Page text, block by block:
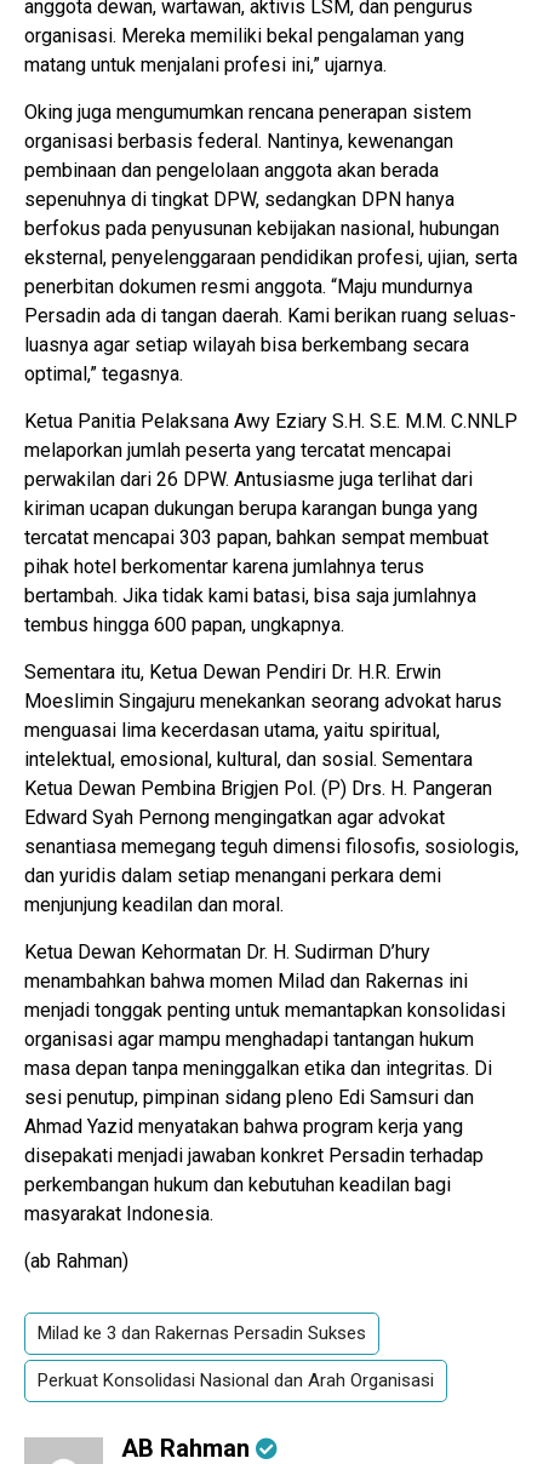
anggota dewan, wartawan, aktivis LSM, dan pengurus
organisasi. Mereka memiliki bekal pengalaman yang
matang untuk menjalani profesi ini,” ujarnya.
Oking juga mengumumkan rencana penerapan sistem
organisasi berbasis federal. Nantinya, kewenangan
pembinaan dan pengelolaan anggota akan berada
sepenuhnya di tingkat DPW, sedangkan DPN hanya
berfokus pada penyusunan kebijakan nasional, hubungan
eksternal, penyelenggaraan pendidikan profesi, ujian, serta
penerbitan dokumen resmi anggota. “Maju mundurnya
Persadin ada di tangan daerah. Kami berikan ruang seluas-
luasnya agar setiap wilayah bisa berkembang secara
optimal,” tegasnya.
Ketua Panitia Pelaksana Awy Eziary S.H. S.E. M.M. C.NNLP
melaporkan jumlah peserta yang tercatat mencapai
perwakilan dari 26 DPW. Antusiasme juga terlihat dari
kiriman ucapan dukungan berupa karangan bunga yang
tercatat mencapai 303 papan, bahkan sempat membuat
pihak hotel berkomentar karena jumlahnya terus
bertambah. Jika tidak kami batasi, bisa saja jumlahnya
tembus hingga 600 papan, ungkapnya.
Sementara itu, Ketua Dewan Pendiri Dr. H.R. Erwin
Moeslimin Singajuru menekankan seorang advokat harus
menguasai lima kecerdasan utama, yaitu spiritual,
intelektual, emosional, kultural, dan sosial. Sementara
Ketua Dewan Pembina Brigjen Pol. (P) Drs. H. Pangeran
Edward Syah Pernong mengingatkan agar advokat
senantiasa memegang teguh dimensi filosofis, sosiologis,
dan yuridis dalam setiap menangani perkara demi
menjunjung keadilan dan moral.
Ketua Dewan Kehormatan Dr. H. Sudirman D’hury
menambahkan bahwa momen Milad dan Rakernas ini
menjadi tonggak penting untuk memantapkan konsolidasi
organisasi agar mampu menghadapi tantangan hukum
masa depan tanpa meninggalkan etika dan integritas. Di
sesi penutup, pimpinan sidang pleno Edi Samsuri dan
Ahmad Yazid menyatakan bahwa program kerja yang
disepakati menjadi jawaban konkret Persadin terhadap
perkembangan hukum dan kebutuhan keadilan bagi
masyarakat Indonesia.
(ab Rahman)
Milad ke 3 dan Rakernas Persadin Sukses
Perkuat Konsolidasi Nasional dan Arah Organisasi
AB Rahman